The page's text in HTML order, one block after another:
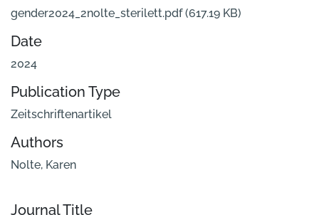
gender2024_2nolte_sterilett.pdf(617.19 KB)
Date
2024
Publication Type
Zeitschriftenartikel
Authors
Nolte, Karen
Journal Title